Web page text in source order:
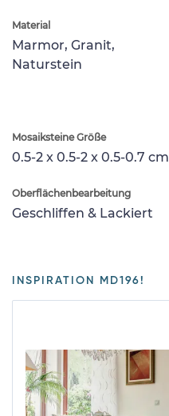
Material
Marmor, Granit,
Naturstein
Mosaiksteine Größe
0.5-2 x 0.5-2 x 0.5-0.7 cm
Oberflächenbearbeitung
Geschliffen & Lackiert
INSPIRATION MD196!